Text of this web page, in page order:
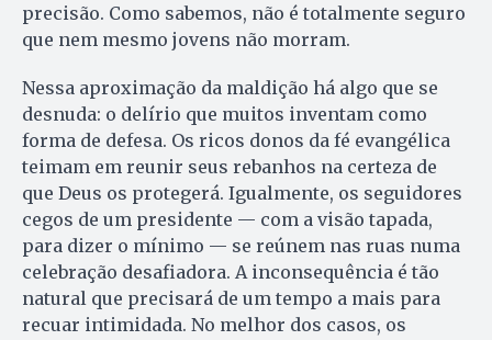
precisão. Como sabemos, não é totalmente seguro
que nem mesmo jovens não morram.
Nessa aproximação da maldição há algo que se
desnuda: o delírio que muitos inventam como
forma de defesa. Os ricos donos da fé evangélica
teimam em reunir seus rebanhos na certeza de
que Deus os protegerá. Igualmente, os seguidores
cegos de um presidente — com a visão tapada,
para dizer o mínimo — se reúnem nas ruas numa
celebração desafiadora. A inconsequência é tão
natural que precisará de um tempo a mais para
recuar intimidada. No melhor dos casos, os